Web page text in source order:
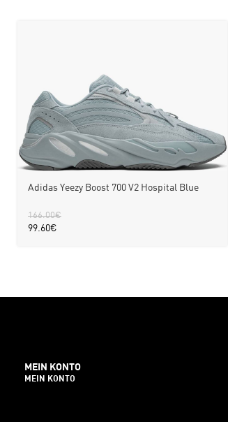
Adidas Yeezy Boost 700 V2 Hospital Blue
166.00€
99.60€
MEIN KONTO
MEIN KONTO